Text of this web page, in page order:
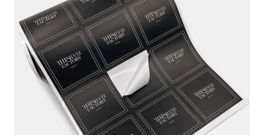
Дипломы / Сертификаты
Презентации
Буклеты / Лифлеты